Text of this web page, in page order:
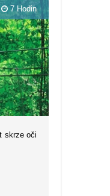
skrze oči
7 Hodin